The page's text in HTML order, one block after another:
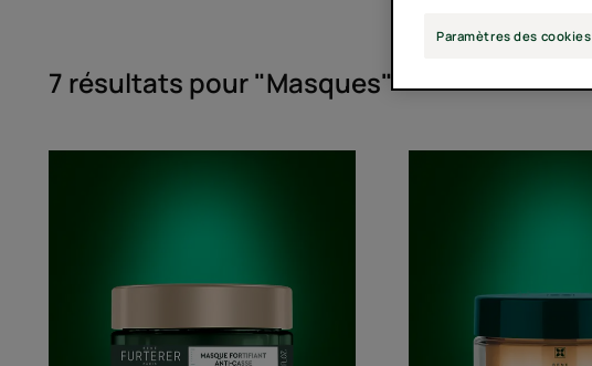
7 résultats pour "Masques"
Casse
Paramètres des cookies